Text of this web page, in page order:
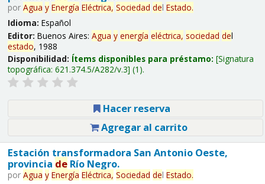
por Agua y Energía Eléctrica, Sociedad del Estado.
Idioma: Español
Editor: Buenos Aires: Agua y energía eléctrica, sociedad del
estado, 1988
Disponibilidad: Ítems disponibles para préstamo: Signatura
topográfica: 621.374.5/A282/v.3 (1).
Hacer reserva
Agregar al carrito
Estación transformadora San Antonio Oeste,
provincia deRío Negro.
por Agua y Energía Eléctrica, Sociedad del Estado.